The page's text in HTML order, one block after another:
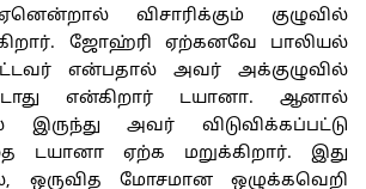
விசாரிக்கும் குழுவில்
ஜோஹ்ரி ஏற்கனவே பாலியல்
என்பதால் அவர் அக்குழுவில்
என்கிறார் டயானா. ஆனால்
இருந்து அவர் விடுவிக்கப்பட்டு
டயானா ஏற்க மறுக்கிறார். இது
ஒருவித மோசமான ஒழுக்கவெறி